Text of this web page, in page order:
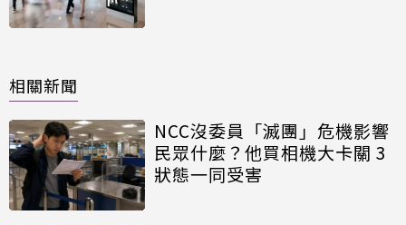
相關新聞
NCC沒委員「滅團」危機影響
民眾什麼？他買相機大卡關 3
狀態一同受害